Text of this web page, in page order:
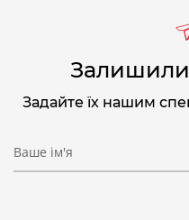
Задайте їх нашим
Ваше ім'я